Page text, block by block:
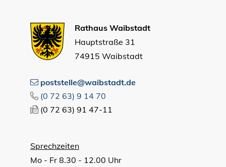
Rathaus Waibstadt
Hauptstraße 31
74915 Waibstadt
poststelle@waibstadt.de
(0 72 63) 9 14 70
(0 72 63) 91 47-11
Sprechzeiten
Mo - Fr 8.30 - 12.00 Uhr